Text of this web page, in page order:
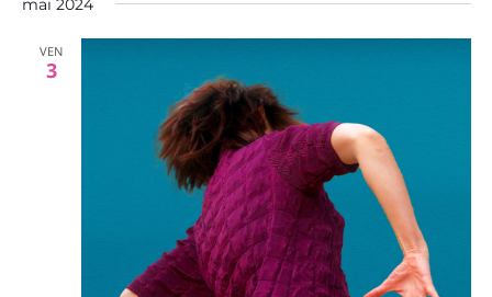
mai 2024
VEN
3